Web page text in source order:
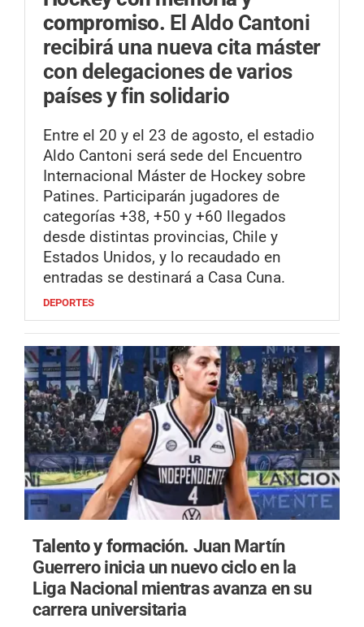
compromiso. El Aldo Cantoni
recibirá una nueva cita máster
con delegaciones de varios
países y fin solidario
Entre el 20 y el 23 de agosto, el estadio
Aldo Cantoni será sede del Encuentro
Internacional Máster de Hockey sobre
Patines. Participarán jugadores de
categorías +38, +50 y +60 llegados
desde distintas provincias, Chile y
Estados Unidos, y lo recaudado en
entradas se destinará a Casa Cuna.
DEPORTES
Talento y formación. Juan Martín
Guerrero inicia un nuevo ciclo en la
Liga Nacional mientras avanza en su
carrera universitaria